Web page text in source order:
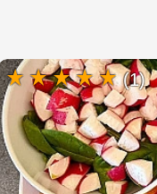
(1)